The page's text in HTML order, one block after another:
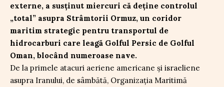
externe, a susținut miercuri că deține controlul
„total” asupra Strâmtorii Ormuz, un coridor
maritim strategic pentru transportul de
hidrocarburi care leagă Golful Persic de Golful
Oman, blocând numeroase nave.
De la primele atacuri aeriene americane și israeliene
asupra Iranului, de sâmbătă, Organizația Maritimă